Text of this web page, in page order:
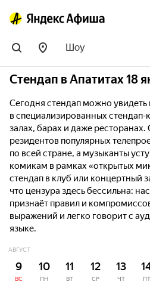
Шоу
Стендап в Апатитах 18
Сегодня стендап можно
в специализированных стендап-
залах, барах и даже
резидентов популярных
по всей стране, а музыканты
комикам в рамках «открытых
стендап в клуб или концертный
что цензура здесь бессильна:
признаёт правил и
выражений и легко говорит с
языке.
АВГУСТ
9
ВС
10
ПН
11
ВТ
12
СР
13
ЧТ ПТ